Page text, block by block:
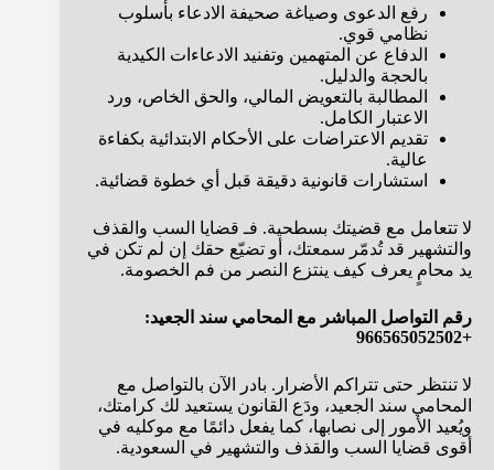
رفع الدعوى وصياغة صحيفة الادعاء بأسلوب
نظامي قوي.
الدفاع عن المتهمين وتفنيد الادعاءات الكيدية
بالحجة والدليل.
المطالبة بالتعويض المالي، والحق الخاص، ورد
الاعتبار الكامل.
تقديم الاعتراضات على الأحكام الابتدائية بكفاءة
عالية.
استشارات قانونية دقيقة قبل أي خطوة قضائية.
لا تتعامل مع قضيتك بسطحية. فـ قضايا السب والقذف
والتشهير قد تُدمّر سمعتك، أو تضيّع حقك إن لم تكن في
يد محامٍ يعرف كيف ينتزع النصر من فم الخصومة.
رقم التواصل المباشر مع المحامي سند الجعيد:
+966565052502
لا تنتظر حتى تتراكم الأضرار. بادر الآن بالتواصل مع
المحامي سند الجعيد، ودَع القانون يستعيد لك كرامتك،
ويُعيد الأمور إلى نصابها، كما يفعل دائمًا مع موكليه في
أقوى قضايا السب والقذف والتشهير في السعودية.